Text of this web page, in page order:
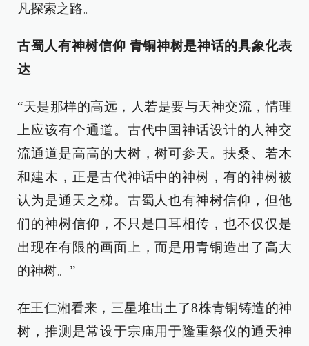
凡探索之路。
古蜀人有神树信仰 青铜神树是神话的具象化表
达
“天是那样的高远，人若是要与天神交流，情理
上应该有个通道。古代中国神话设计的人神交
流通道是高高的大树，树可参天。扶桑、若木
和建木，正是古代神话中的神树，有的神树被
认为是通天之梯。古蜀人也有神树信仰，但他
们的神树信仰，不只是口耳相传，也不仅仅是
出现在有限的画面上，而是用青铜造出了高大
的神树。”
在王仁湘看来，三星堆出土了8株青铜铸造的神
树，推测是常设于宗庙用于隆重祭仪的通天神